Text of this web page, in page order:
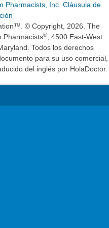
Pharmacists, Inc. Cláusula de
© Copyright, 2026. The
Pharmacists®, 4500 East-West
Todos los derechos
para su uso comercial,
del inglés por HolaDoctor.